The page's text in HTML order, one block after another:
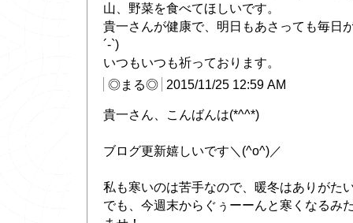
山、野菜を食べてほしいです。
貴一さんが健康で、明日もあさっても毎日
´-`)
いつもいつも祈っております。
◎まる◎
2015/11/25 12:59 AM
貴一さん、こんばんは(*^^*)
ブログ更新嬉しいです＼(^o^)／
私も寒いのは苦手なので、暖冬はありがた
でも、今週末からぐぅーーんと寒くなるみ